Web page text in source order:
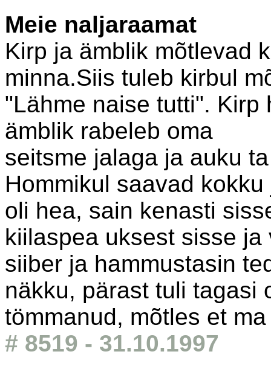
Meie naljaraamat
Kirp ja ämblik mõtlevad
minna.Siis tuleb kirbul
"Lähme naise tutti".
ämblik rabeleb oma
seitsme jalaga ja auku
Hommikul saavad
oli hea, sain kenasti
kiilaspea uksest sisse
siiber ja hammustasin
näkku, pärast tuli tagasi
tömmanud, mõtles et
# 8519 - 31.10.1997